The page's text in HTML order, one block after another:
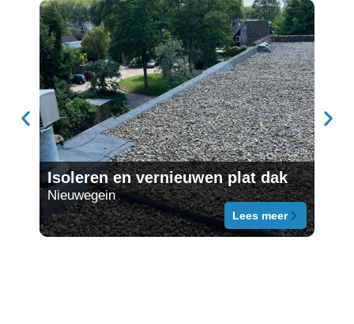
Isoleren en vernieuwen plat dak
Nieuwegein
Lees meer